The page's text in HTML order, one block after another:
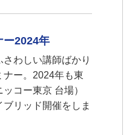
ー2024年
わしい講師ばかり
ナー。2024年も東
コー東京 台場）
リッド開催をしま